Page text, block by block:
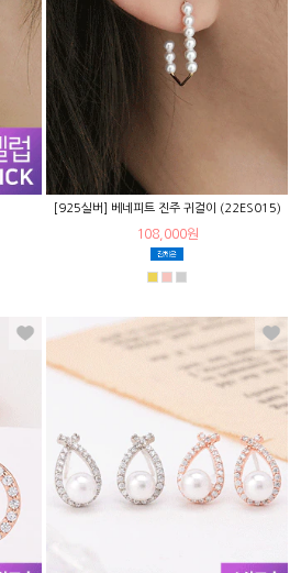
[925실버] 베네피트 진주 귀걸이 (22ES015)
108,000원